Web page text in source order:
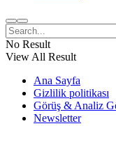
No Result
View All Result
Ana Sayfa
Gizlilik politikası
Görüş & Analiz
Newsletter